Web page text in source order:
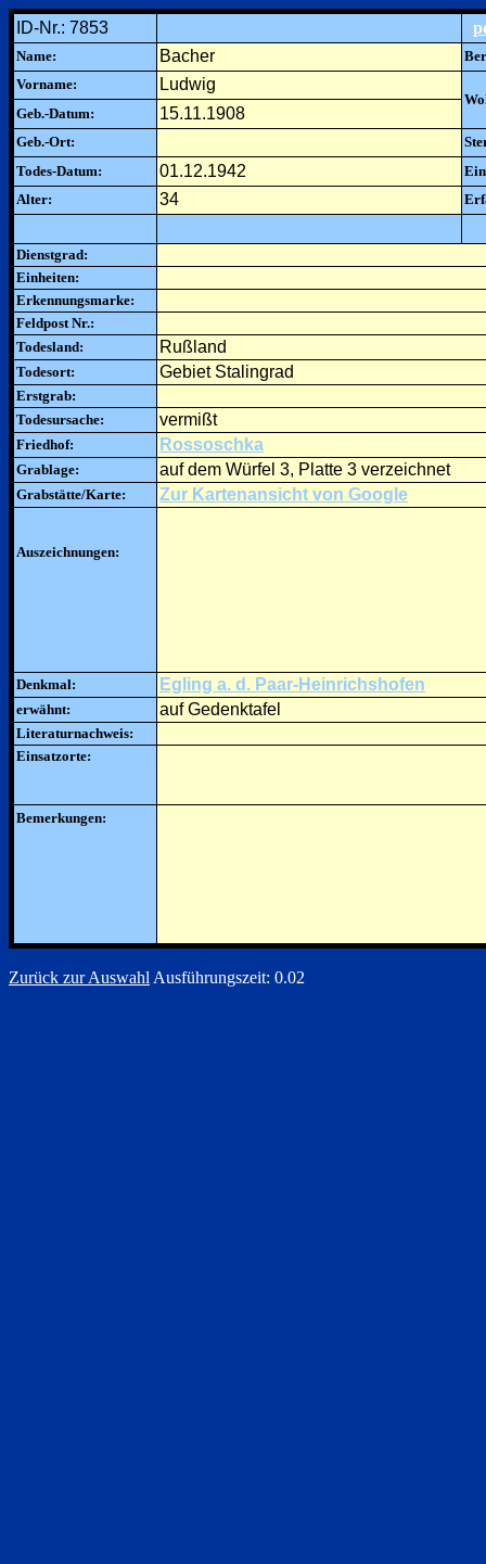
ID-Nr.: 7853
Name: Bacher
Vorname:
Ludwig
Geb.-Datum:
15.11.1908
Geb.-Ort:
Todes-Datum:
01.12.1942
Alter:
34
Dienstgrad:
Einheiten:
Erkennungsmarke:
Feldpost Nr.:
Todesland:
Rußland
Todesort: Gebiet Stalingrad
Erstgrab:
Todesursache:
vermißt
Friedhof: Rossoschka
Grablage: auf dem Würfel 3, Platte 3 verzeichnet
Grabstätte/Karte: Zur Kartenansicht von Google
Auszeichnungen:
Denkmal: Egling a. d. Paar-Heinrichshofen
erwähnt: auf Gedenktafel
Literaturnachweis:
Einsatzorte:
Bemerkungen:
Zurück zur Auswahl Ausführungszeit: 0.02